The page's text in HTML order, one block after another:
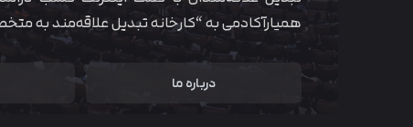
همیارآکادمی به “کارخانه تبدیل علاقه‌مند به
درباره ما